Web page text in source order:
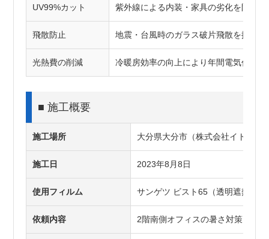
UV99%カット 紫外線による内装・家具の劣化を防止
飛散防止 地震・台風時のガラス破片飛散を抑制
光熱費の削減 冷暖房効率の向上により年間電気代を削
■ 施工概要
施工場所 大分県大分市（株式会社イトダネ
施工日 2023年8月8日
使用フィルム サンゲツ ビスト65（透明遮熱フィ
依頼内容 2階南側オフィスの暑さ対策・外